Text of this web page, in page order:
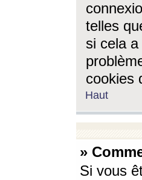
telles
si cela
cookies
Haut
»
Si vous